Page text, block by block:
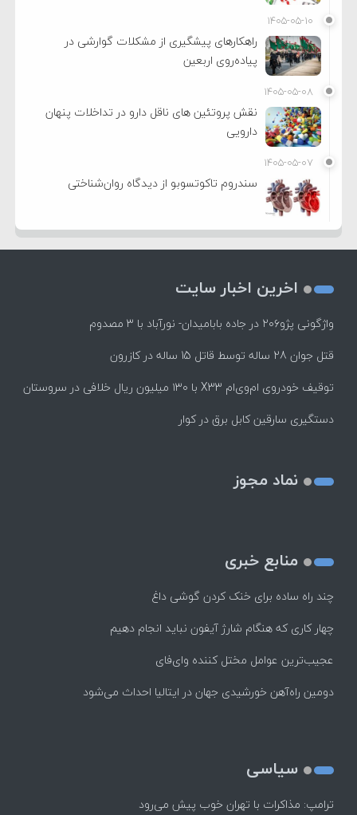
۱۴۰۵-۰۵-۱۰
راهکارهای پیشگیری از مشکلات گوارشی در
پیاده‌روی اربعین
۱۴۰۵-۰۵-۰۸
نقش پروتئین های ناقل دارو در تداخلات پنهان
دارویی
۱۴۰۵-۰۵-۰۷
سندروم تاکوتسوبو از دیدگاه روان‌شناختی
اخرین اخبار سایت
واژگونی پژو۲۰۶ در جاده بابامیدان- نورآباد با ۳ مصدوم
قتل جوان 28 ساله توسط قاتل 15 ساله در کازرون
توقیف خودروی ام‌وی‌ام X33 با ۱۳۰ میلیون ریال خلافی در سروستان
دستگیری سارقین کابل برق در کوار
نماد مجوز
منابع خبری
چند راه‌ ساده برای خنک کردن گوشی داغ
چهار کاری که هنگام شارژ آیفون نباید انجام دهیم
عجیب‌ترین عوامل مختل کننده وای‌فای
دومین راه‌آهن خورشیدی جهان در ایتالیا احداث می‌شود
سیاسی
ترامپ: مذاکرات با تهران خوب پیش می‌رود